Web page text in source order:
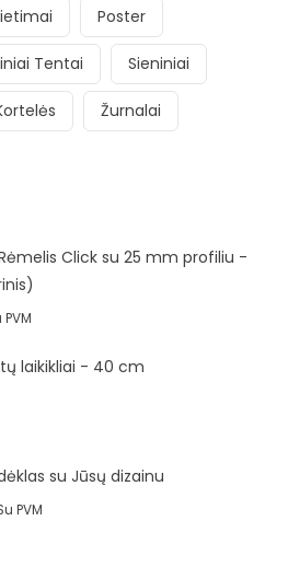
Poster
Tentai Sieniniai
Žurnalai
Click su 25 mm profiliu -
PVM
laikikliai - 40 cm
su Jūsų dizainu
PVM